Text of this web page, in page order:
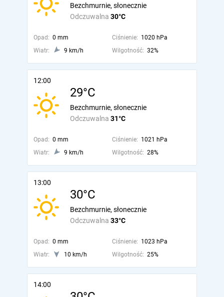
Odczuwalna 30°C
Bezchmurnie, słonecznie
Opad: 0 mm Ciśnienie: 1020 hPa
Wiatr:
9 km/h Wilgotność: 32%
12:00
29°C
Odczuwalna 31°C
Bezchmurnie, słonecznie
Opad: 0 mm Ciśnienie: 1021 hPa
Wiatr:
9 km/h Wilgotność: 28%
13:00
30°C
Odczuwalna 33°C
Bezchmurnie, słonecznie
Opad: 0 mm Ciśnienie: 1023 hPa
Wiatr:
10 km/h Wilgotność: 25%
14:00